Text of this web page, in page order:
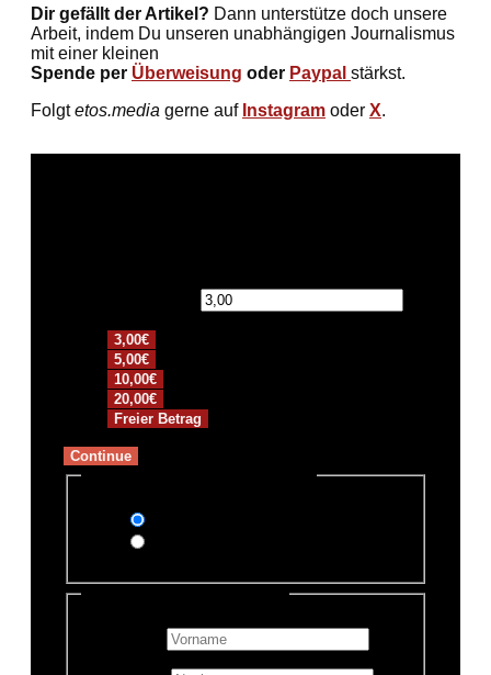
Dir gefällt der Artikel? Dann unterstütze doch unsere
Arbeit, indem Du unseren unabhängigen Journalismus
mit einer kleinen
Spende per Überweisung oder Paypal stärkst.
Folgtetos.media gerne auf Instagram oder X.
3,00€
5,00€
10,00€
20,00€
Freier Betrag
Continue